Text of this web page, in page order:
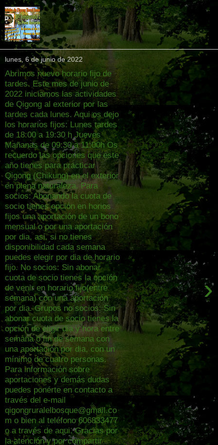
lunes, 6 de junio de 2022
Abrimos nuevo horario fijo de
tardes. Este mes de junio de
2022 iniciamos las actividades
de Qigong al exterior por las
tardes cada lunes. Aqui os dejo
los horarios fijos: Lunes tardes
de 18:00 a 19:30 h Jueves
Mañanas de 09:30 a 11:00h Os
recuerdo las opciones que este
año tienes para practicar
Qigong (Chikung) en el exterior
en plena naturaleza. Para
socios: Abonando la cuota de
socio tienes opción en horios
fijos una aportación de un bono
mensual o por una aportación
por dia, asi, si no tienes
disponibilidad cada semana
puedes elegir por dia de horario
fijo. No socios: Sin abonar
cuota de socio tienes la opción
de venir en horario fijo(entre
semana) con una aportación
por dia. Grupos no socios: Sin
abonar cuota de socio tienes la
opción de eligir dia y hora entre
semana o fin de semana con
una aportación por dia, con un
mínimo de cuatro personas.
Para información sobre
aportaciones y demás dudas
puedes ponerte en contacto a
través del e-mail
qigongruralelbosque@gmail.co
m o bien al teléfono 606833477
o a través de aqui. Gracias por
la atención y por compartir
›